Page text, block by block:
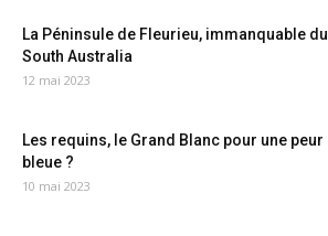
La Péninsule de Fleurieu, immanquable du
South Australia
12 mai 2023
Les requins, le Grand Blanc pour une peur
bleue ?
10 mai 2023